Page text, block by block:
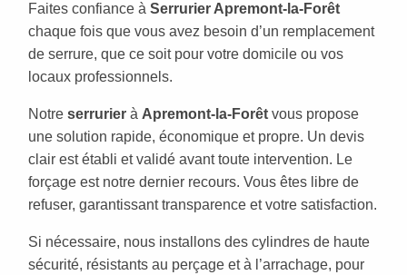
Faites confiance à Serrurier Apremont-la-Forêt
chaque fois que vous avez besoin d’un remplacement
de serrure, que ce soit pour votre domicile ou vos
locaux professionnels.
Notre serrurier à Apremont-la-Forêt vous propose
une solution rapide, économique et propre. Un devis
clair est établi et validé avant toute intervention. Le
forçage est notre dernier recours. Vous êtes libre de
refuser, garantissant transparence et votre satisfaction.
Si nécessaire, nous installons des cylindres de haute
sécurité, résistants au perçage et à l’arrachage, pour